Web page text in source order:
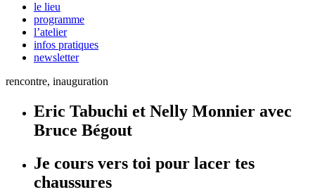
le lieu
programme
l’atelier
infos pratiques
newsletter
rencontre, inauguration
Eric Tabuchi et Nelly Monnier avec
Bruce Bégout
Je cours vers toi pour lacer tes
chaussures